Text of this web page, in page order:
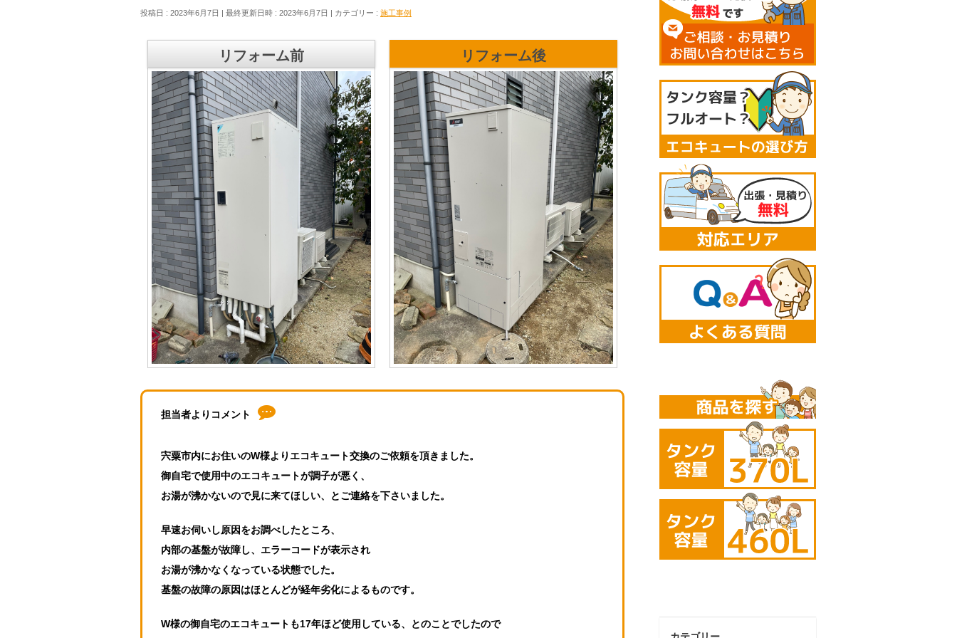
投稿日 : 2023年6月7日 最終更新日時 : 2023年6月7日 カテゴリー : 施工事例
リフォーム前 リフォーム後
担当者よりコメント
宍粟市内にお住いのW様よりエコキュート交換のご依頼を頂きました。
御自宅で使用中のエコキュートが調子が悪く、
お湯が沸かないので見に来てほしい、とご連絡を下さいました。
早速お伺いし原因をお調べしたところ、
内部の基盤が故障し、エラーコードが表示され
お湯が沸かなくなっている状態でした。
基盤の故障の原因はほとんどが経年劣化によるものです。
W様の御自宅のエコキュートも17年ほど使用している、とのことでしたので